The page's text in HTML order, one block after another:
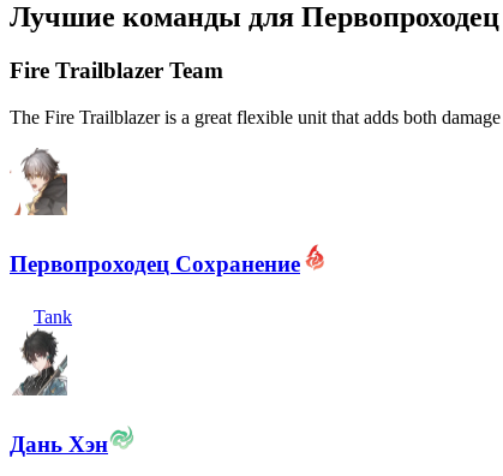
Лучшие команды для Первопроходец
Fire Trailblazer Team
The Fire Trailblazer is a great flexible unit that adds both
Первопроходец Сохранение
Tank
Дань Хэн